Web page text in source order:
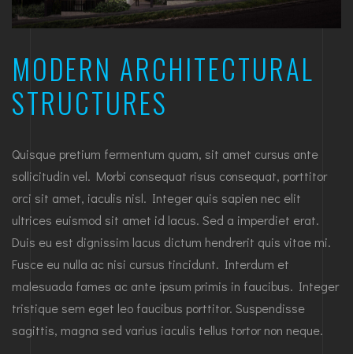
MODERN ARCHITECTURAL
STRUCTURES
Quisque pretium fermentum quam, sit amet cursus ante
sollicitudin vel. Morbi consequat risus consequat, porttitor
orci sit amet, iaculis nisl. Integer quis sapien nec elit
ultrices euismod sit amet id lacus. Sed a imperdiet erat.
Duis eu est dignissim lacus dictum hendrerit quis vitae mi.
Fusce eu nulla ac nisi cursus tincidunt. Interdum et
malesuada fames ac ante ipsum primis in faucibus. Integer
tristique sem eget leo faucibus porttitor. Suspendisse
sagittis, magna sed varius iaculis tellus tortor non neque.